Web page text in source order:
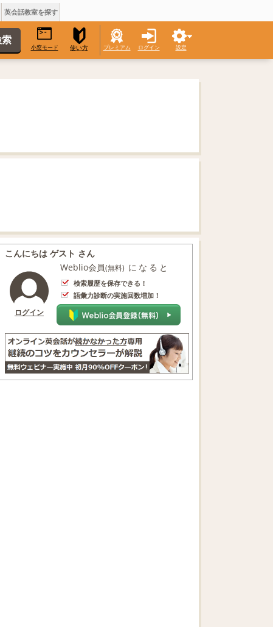
英会話教室を探す
小窓モード 使い方 プレミアム ログイン 設定
こんにちは ゲスト さん
ログイン
Weblio会員(無料) になると
検索履歴を保存できる！
語彙力診断の実施回数増加！